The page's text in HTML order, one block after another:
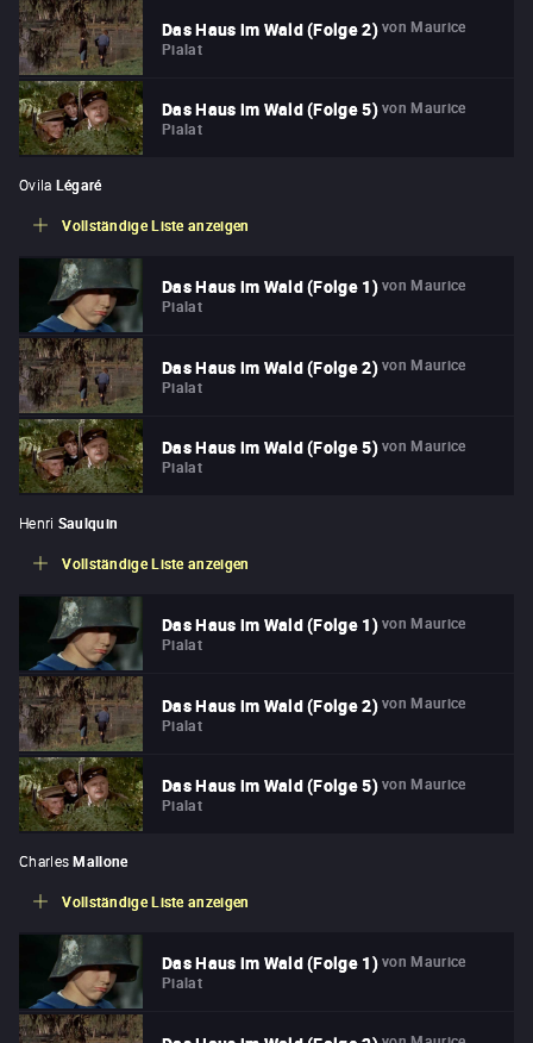
Das Haus im Wald (Folge 2) von Maurice
Pialat
Das Haus im Wald (Folge 5) von Maurice
Pialat
Ovila Légaré
Vollständige Liste anzeigen
Das Haus im Wald (Folge 1) von Maurice
Pialat
Das Haus im Wald (Folge 2) von Maurice
Pialat
Das Haus im Wald (Folge 5) von Maurice
Pialat
Henri Saulquin
Vollständige Liste anzeigen
Das Haus im Wald (Folge 1) von Maurice
Pialat
Das Haus im Wald (Folge 2) von Maurice
Pialat
Das Haus im Wald (Folge 5) von Maurice
Pialat
Charles Mallone
Vollständige Liste anzeigen
Das Haus im Wald (Folge 1) von Maurice
Pialat